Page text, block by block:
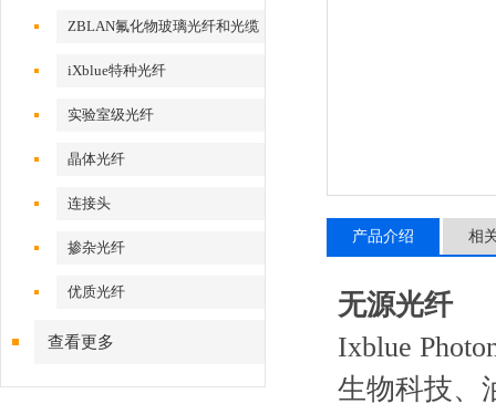
ZBLAN氟化物玻璃光纤和光缆
iXblue特种光纤
实验室级光纤
晶体光纤
连接头
掺杂光纤
优质光纤
查看更多
产品介绍 相
无源光纤
Ixblue
生物科技、